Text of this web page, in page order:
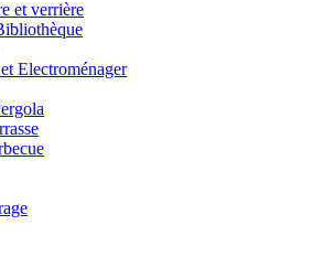
et verrière
Electroménager